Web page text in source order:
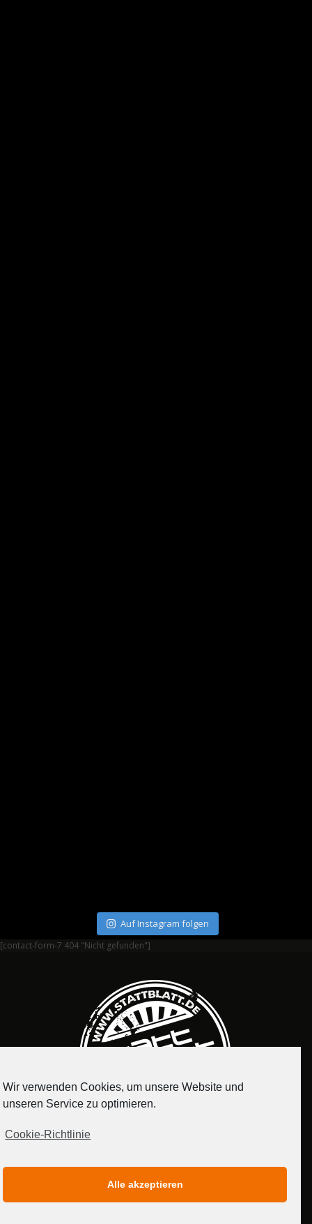
Auf Instagram folgen
[contact-form-7 404 "Nicht gefunden"]
MEDIADATEN
Wir verwenden Cookies, um unsere Website und
unseren Service zu optimieren.
Cookie-Richtlinie
Alle akzeptieren